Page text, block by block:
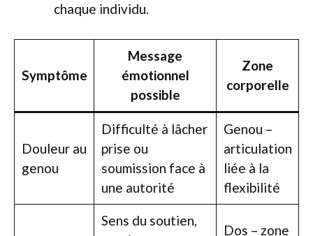
chaque individu.
Symptôme
Message
émotionnel
possible
Zone
corporelle
Douleur au
genou
Difficulté à lâcher
prise ou
soumission face à
une autorité
Genou –
articulation
liée à la
flexibilité
Sens du soutien,
Dos – zone